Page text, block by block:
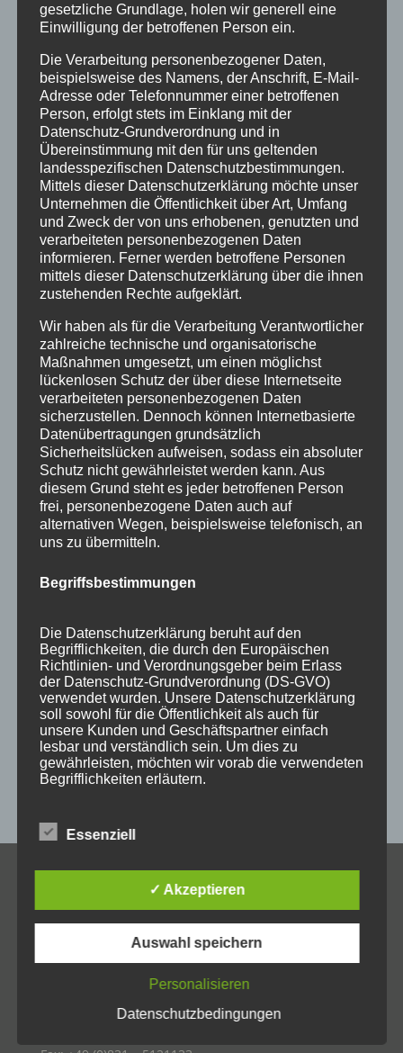
Juli 2016
Mai 2016
März 2016
Februar 2016
Januar 2016
November 2015
September 2015
August 2015
Juli 2015
Juni 2015
Schlagworte
allgäu Allgäuer Festwoche allgäuer holzschilder
angebote aus holz ausstellung bayern echtholz
einzelanfertigungen firmenschilder gelasert
geschenk geschenkartikel geschenkidee
holz holzartikel holzbearbeitung
holzgeschenke holzpostkarten
kempten laser lasergravur lasergravuren messe
messestand post schild schilder schilder aus holz
sulzberg weihnachten weihnachtsgeschenke
weihnachtsmarkt werbeartikel werbemittel
werbeschilder werbung _horizontal
Inh. Jörg Schmid
Steile Str. 6
Tel.: +49 (0)831 – 2540314
gesetzliche Grundlage, holen wir generell eine
Einwilligung der betroffenen Person ein.
Die Verarbeitung personenbezogener Daten,
beispielsweise des Namens, der Anschrift, E-Mail-
Adresse oder Telefonnummer einer betroffenen
Person, erfolgt stets im Einklang mit der
Datenschutz-Grundverordnung und in
Übereinstimmung mit den für uns geltenden
landesspezifischen Datenschutzbestimmungen.
Mittels dieser Datenschutzerklärung möchte unser
Unternehmen die Öffentlichkeit über Art, Umfang
und Zweck der von uns erhobenen, genutzten und
verarbeiteten personenbezogenen Daten
informieren. Ferner werden betroffene Personen
mittels dieser Datenschutzerklärung über die ihnen
zustehenden Rechte aufgeklärt.
Wir haben als für die Verarbeitung Verantwortlicher
zahlreiche technische und organisatorische
Maßnahmen umgesetzt, um einen möglichst
lückenlosen Schutz der über diese Internetseite
verarbeiteten personenbezogenen Daten
sicherzustellen. Dennoch können Internetbasierte
Datenübertragungen grundsätzlich
Sicherheitslücken aufweisen, sodass ein absoluter
Schutz nicht gewährleistet werden kann. Aus
diesem Grund steht es jeder betroffenen Person
frei, personenbezogene Daten auch auf
alternativen Wegen, beispielsweise telefonisch, an
uns zu übermitteln.
Begriffsbestimmungen
Die Datenschutzerklärung beruht auf den
Begrifflichkeiten, die durch den Europäischen
Richtlinien- und Verordnungsgeber beim Erlass
der Datenschutz-Grundverordnung (DS-GVO)
verwendet wurden. Unsere Datenschutzerklärung
soll sowohl für die Öffentlichkeit als auch für
unsere Kunden und Geschäftspartner einfach
lesbar und verständlich sein. Um dies zu
gewährleisten, möchten wir vorab die verwendeten
Begrifflichkeiten erläutern.
unter anderem die folgenden Begriffe:
a) personenbezogene Daten
Personenbezogene Daten sind alle Informationen,
die sich auf eine identifizierte oder identifizierbare
natürliche Person (im Folgenden „betroffene
natürliche Person angesehen, die direkt oder
Kennung wie einem Namen, zu einer
Essenziell
✓ Akzeptieren
Auswahl speichern
Personalisieren
Datenschutzbedingungen